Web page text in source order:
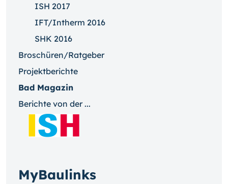
ISH 2017
IFT/Intherm 2016
SHK 2016
Broschüren/Ratgeber
Projektberichte
Bad Magazin
Berichte von der ...
MyBaulinks